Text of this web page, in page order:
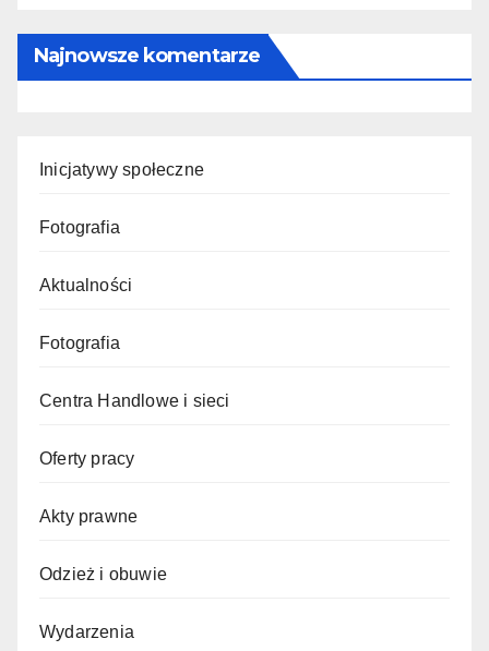
Najnowsze komentarze
Inicjatywy społeczne
Fotografia
Aktualności
Fotografia
Centra Handlowe i sieci
Oferty pracy
Akty prawne
Odzież i obuwie
Wydarzenia